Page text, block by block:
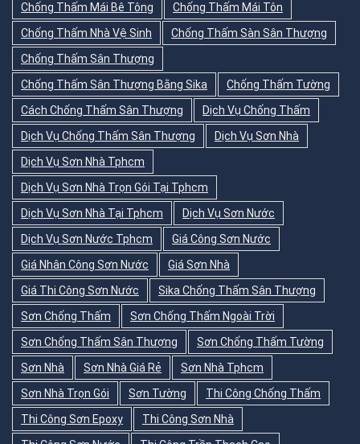
Chống Thấm Mái Bê Tông
Chống Thấm Mái Tôn
Chống Thấm Nhà Vệ Sinh
Chống Thấm Sàn Sân Thượng
Chống Thấm Sân Thượng
Chống Thấm Sân Thượng Bằng Sika
Chống Thấm Tường
Cách Chống Thấm Sân Thượng
Dịch Vụ Chống Thấm
Dịch Vụ Chống Thấm Sân Thượng
Dịch Vụ Sơn Nhà
Dịch Vụ Sơn Nhà Tphcm
Dịch Vụ Sơn Nhà Trọn Gói Tại Tphcm
Dịch Vụ Sơn Nhà Tại Tphcm
Dịch Vụ Sơn Nước
Dịch Vụ Sơn Nước Tphcm
Giá Công Sơn Nước
Giá Nhân Công Sơn Nước
Giá Sơn Nhà
Giá Thi Công Sơn Nước
Sika Chống Thấm Sân Thượng
Sơn Chống Thấm
Sơn Chống Thấm Ngoài Trời
Sơn Chống Thấm Sân Thượng
Sơn Chống Thấm Tường
Sơn Nhà
Sơn Nhà Giá Rẻ
Sơn Nhà Tphcm
Sơn Nhà Trọn Gói
Sơn Tường
Thi Công Chống Thấm
Thi Công Sơn Epoxy
Thi Công Sơn Nhà